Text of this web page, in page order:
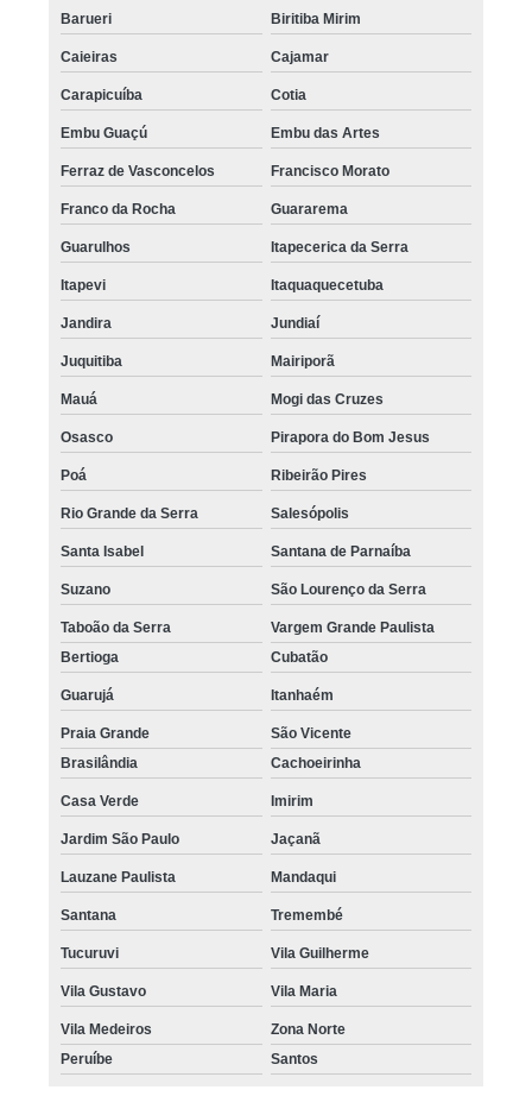
Barueri Biritiba Mirim
Caieiras Cajamar
Carapicuíba Cotia
Embu Guaçú Embu das Artes
Ferraz de Vasconcelos Francisco Morato
Franco da Rocha Guararema
Guarulhos Itapecerica da Serra
Itapevi Itaquaquecetuba
Jandira Jundiaí
Juquitiba Mairiporã
Mauá Mogi das Cruzes
Osasco Pirapora do Bom Jesus
Poá Ribeirão Pires
Rio Grande da Serra Salesópolis
Santa Isabel Santana de Parnaíba
Suzano São Lourenço da Serra
Taboão da Serra
Vargem Grande Paulista
Bertioga
Cubatão
Guarujá Itanhaém
Praia Grande
São Vicente
Brasilândia
Cachoeirinha
Casa Verde Imirim
Jardim São Paulo Jaçanã
Lauzane Paulista Mandaqui
Santana Tremembé
Tucuruvi Vila Guilherme
Vila Gustavo Vila Maria
Vila Medeiros
Zona Norte
Peruíbe
Santos